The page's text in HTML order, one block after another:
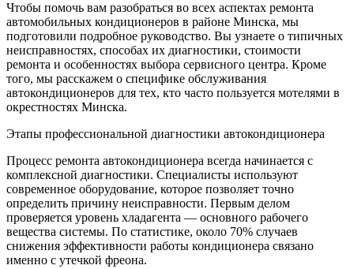
Чтобы помочь вам разобраться во всех аспектах ремонта
автомобильных кондиционеров в районе Минска, мы
подготовили подробное руководство. Вы узнаете о типичных
неисправностях, способах их диагностики, стоимости
ремонта и особенностях выбора сервисного центра. Кроме
того, мы расскажем о специфике обслуживания
автокондиционеров для тех, кто часто пользуется мотелями в
окрестностях Минска.
Этапы профессиональной диагностики автокондиционера
Процесс ремонта автокондиционера всегда начинается с
комплексной диагностики. Специалисты используют
современное оборудование, которое позволяет точно
определить причину неисправности. Первым делом
проверяется уровень хладагента — основного рабочего
вещества системы. По статистике, около 70% случаев
снижения эффективности работы кондиционера связано
именно с утечкой фреона.